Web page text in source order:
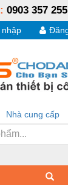
0903 357 255
Nhà cung cấp